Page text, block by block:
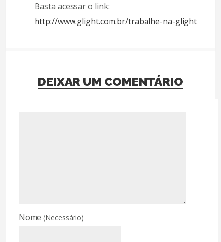
Basta acessar o link:
http://www.glight.com.br/trabalhe-na-glight
DEIXAR UM COMENTÁRIO
Nome(Necessário)